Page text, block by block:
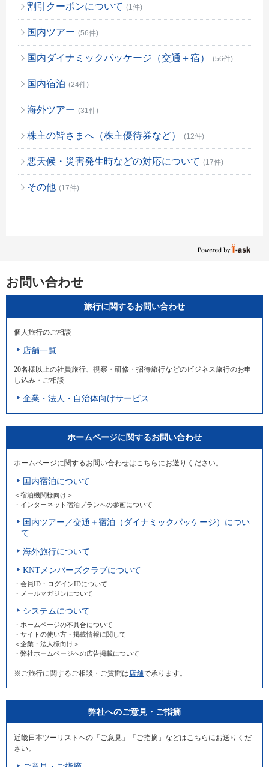
割引クーポンについて (1件)
国内ツアー (56件)
国内ダイナミックパッケージ（交通＋宿） (56件)
国内宿泊 (24件)
海外ツアー (31件)
株主の皆さまへ（株主優待券など） (12件)
悪天候・災害発生時などの対応について (17件)
その他 (17件)
お問い合わせ
旅行に関するお問い合わせ
個人旅行のご相談
店舗一覧
20名様以上の社員旅行、視察・研修・招待旅行などのビジネス旅行のお申
し込み・ご相談
企業・法人・自治体向けサービス
ホームページに関するお問い合わせ
ホームページに関するお問い合わせはこちらにお送りください。
国内宿泊について
＜宿泊機関様向け＞
・インターネット宿泊プランへの参画について
国内ツアー／交通＋宿泊（ダイナミックパッケージ）につい
て
海外旅行について
KNTメンバーズクラブについて
・会員ID・ログインIDについて
・メールマガジンについて
システムについて
・ホームページの不具合について
・サイトの使い方・掲載情報に関して
＜企業・法人様向け＞
・弊社ホームページへの広告掲載について
※ご旅行に関するご相談・ご質問は 店舗で承ります。
弊社へのご意見・ご指摘
近畿日本ツーリストへの「ご意見」「ご指摘」などはこちらにお送りくだ
さい。